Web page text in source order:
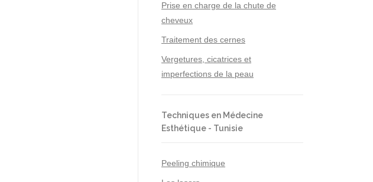
Prise en charge de la chute de
cheveux
Traitement des cernes
Vergetures, cicatrices et
imperfections de la peau
Techniques en Médecine
Esthétique - Tunisie
Peeling chimique